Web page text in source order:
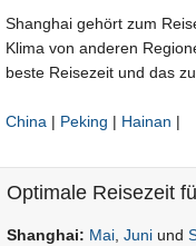
Shanghai gehört zum
Klima von anderen
beste Reisezeit und das
China | Peking | Hainan |
Optimale Reisezeit
Shanghai: Mai, Juni und